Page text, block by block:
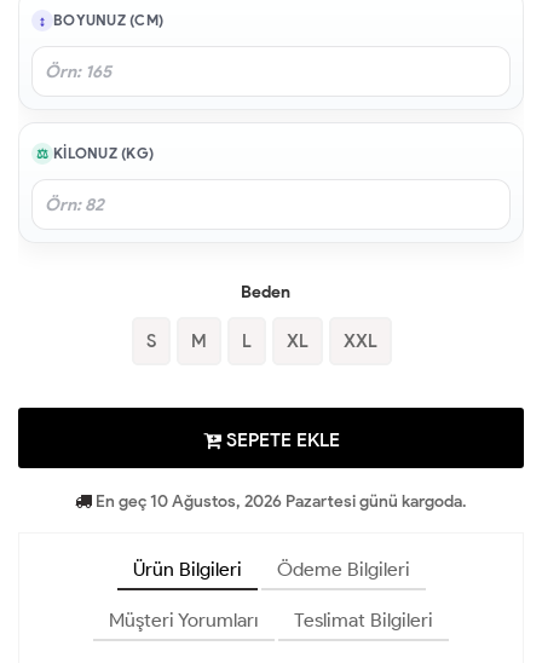
BOYUNUZ (CM)
KILONUZ (KG)
Beden
S M L XL XXL
SEPETE EKLE
En geç 10 Ağustos, 2026 Pazartesi günü kargoda.
Ürün Bilgileri Ödeme Bilgileri
Müşteri Yorumları Teslimat Bilgileri